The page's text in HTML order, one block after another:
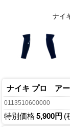
ナイ
ナイキ プロ ア
0113510600000
特別価格 5,900円 (